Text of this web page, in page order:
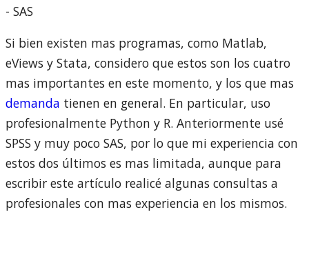
- SAS
Si bien existen mas programas, como Matlab,
eViews y Stata, considero que estos son los cuatro
mas importantes en este momento, y los que mas
demanda tienen en general. En particular, uso
profesionalmente Python y R. Anteriormente usé
SPSS y muy poco SAS, por lo que mi experiencia con
estos dos últimos es mas limitada, aunque para
escribir este artículo realicé algunas consultas a
profesionales con mas experiencia en los mismos.